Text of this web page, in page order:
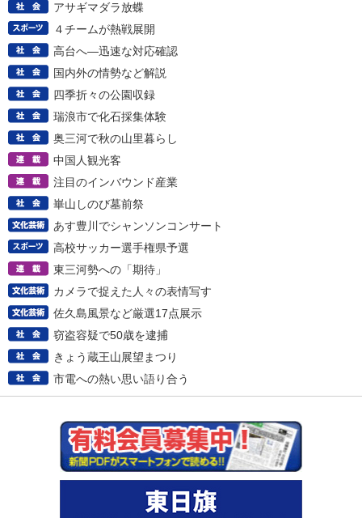
アサギマダラ放蝶
４チームが熱戦展開
高台へ―迅速な対応確認
国内外の情勢など解説
四季折々の公園収録
瑞浪市で化石採集体験
奥三河で秋の山里暮らし
中国人観光客
注目のインバウンド産業
崋山しのび墓前祭
あす豊川でシャンソンコンサート
高校サッカー選手権県予選
東三河勢への「期待」
カメラで捉えた人々の表情写す
佐久島風景など厳選17点展示
窃盗容疑で50歳を逮捕
きょう蔵王山展望まつり
市電への熱い思い語り合う